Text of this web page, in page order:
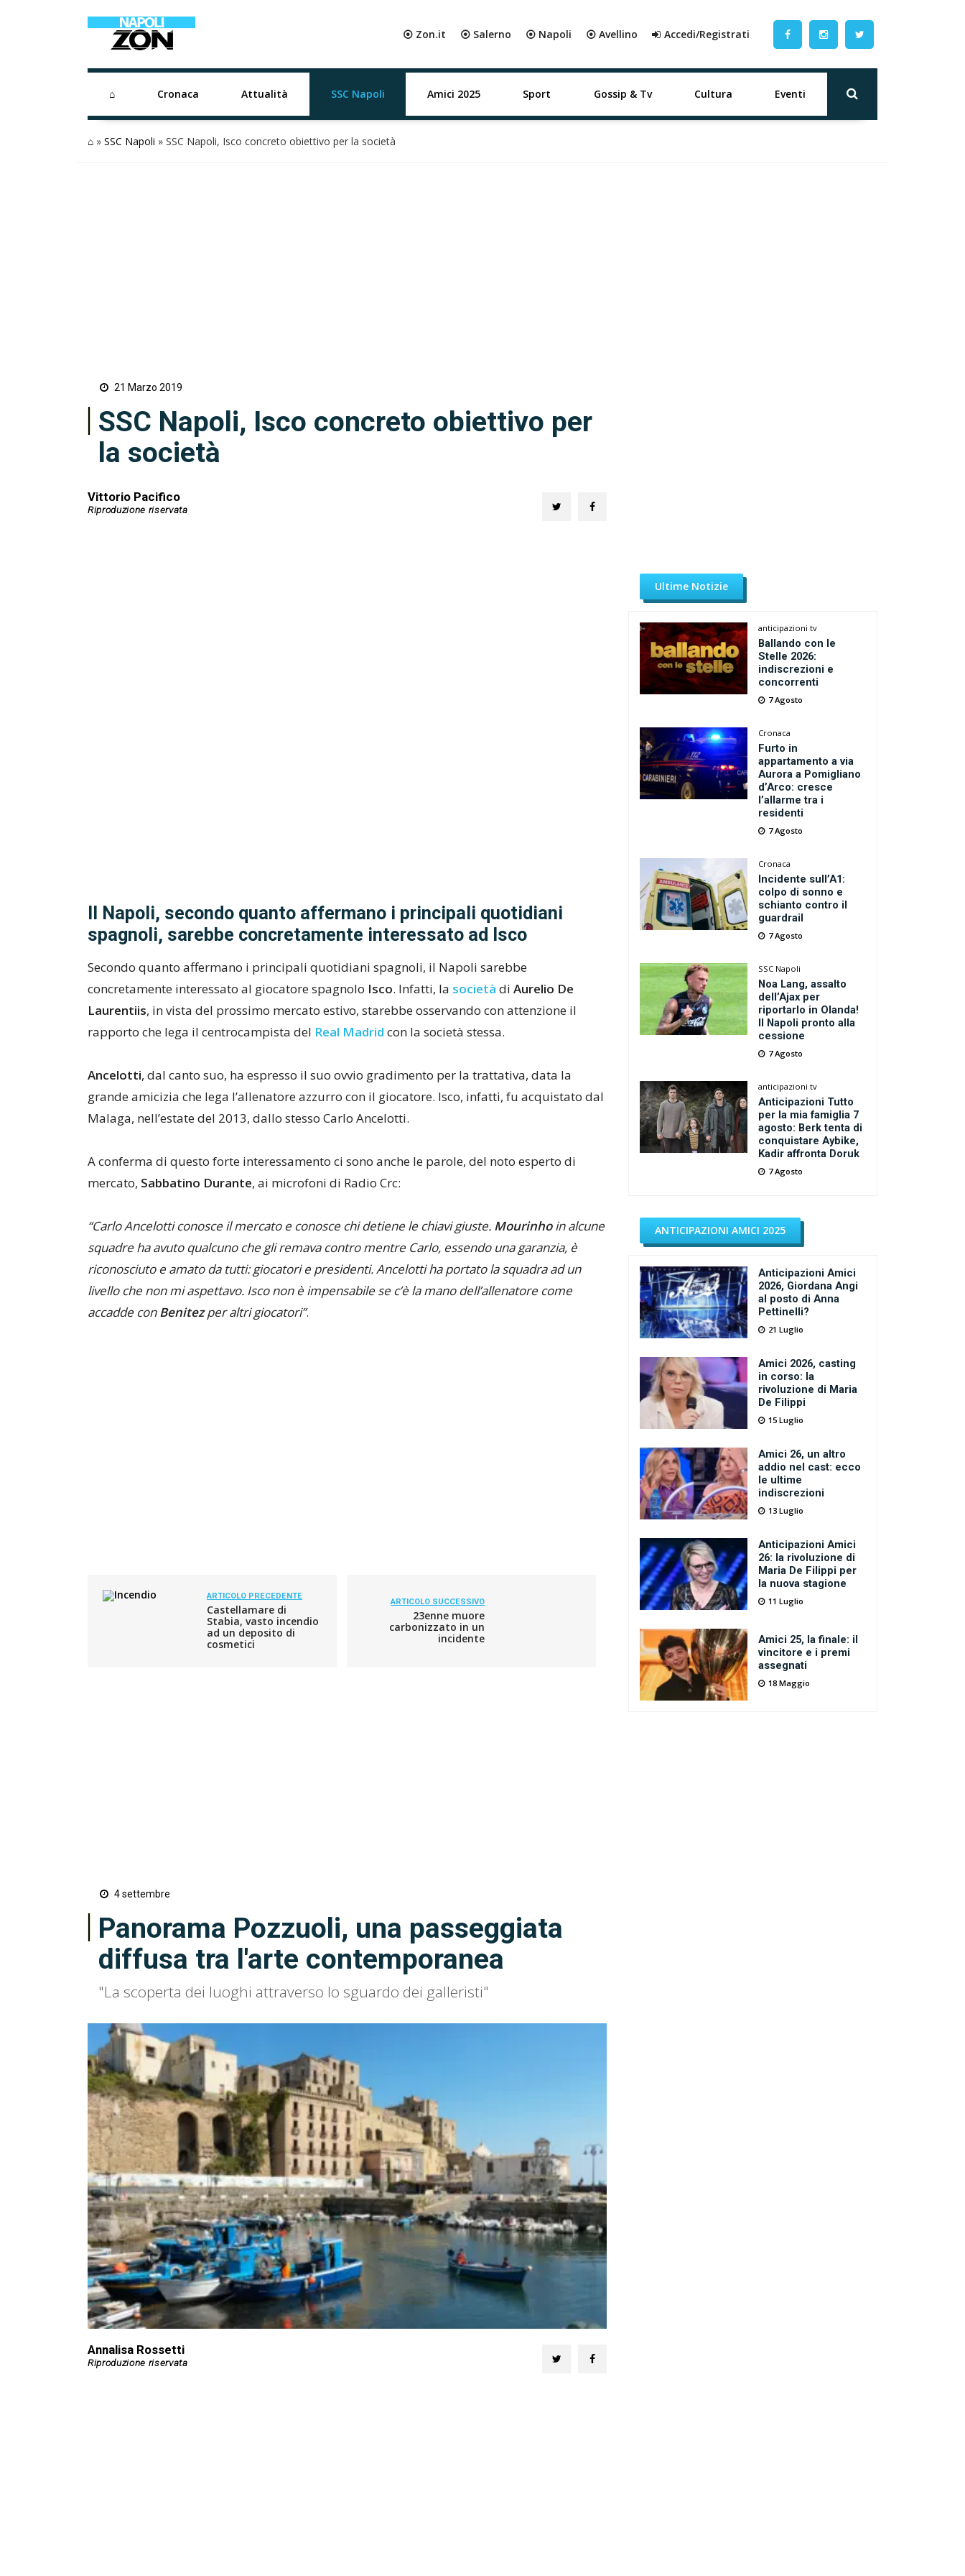
⦿ Zon.it ⦿ Salerno ⦿ Napoli ⦿ Avellino Accedi/Registrati
⌂ Cronaca Attualità SSC Napoli Amici 2025 Sport Gossip & Tv Cultura Eventi
⌂ » SSC Napoli » SSC Napoli, Isco concreto obiettivo per la società
21 Marzo 2019
SSC Napoli, Isco concreto obiettivo per
la società
Vittorio Pacifico
Il Napoli, secondo quanto affermano i principali quotidiani
spagnoli, sarebbe concretamente interessato ad Isco
Secondo quanto affermano i principali quotidiani spagnoli, il Napoli sarebbe
concretamente interessato al giocatore spagnolo Isco. Infatti, la società di Aurelio De
Laurentiis, in vista del prossimo mercato estivo, starebbe osservando con attenzione il
rapporto che lega il centrocampista del Real Madrid con la società stessa.
Ancelotti, dal canto suo, ha espresso il suo ovvio gradimento per la trattativa, data la
grande amicizia che lega l’allenatore azzurro con il giocatore. Isco, infatti, fu acquistato dal
Malaga, nell’estate del 2013, dallo stesso Carlo Ancelotti.
A conferma di questo forte interessamento ci sono anche le parole, del noto esperto di
mercato, Sabbatino Durante, ai microfoni di Radio Crc:
“Carlo Ancelotti conosce il mercato e conosce chi detiene le chiavi giuste. Mourinhoin alcune
squadre ha avuto qualcuno che gli remava contro mentre Carlo, essendo una garanzia, è
riconosciuto e amato da tutti: giocatori e presidenti. Ancelotti ha portato la squadra ad un
livello che non mi aspettavo. Isco non è impensabile se c’è la mano dell’allenatore come
accadde conBenitezper altri giocatori”.
ARTICOLO PRECEDENTE
Castellamare di
Stabia, vasto incendio
ad un deposito di
cosmetici
ARTICOLO SUCCESSIVO
23enne muore
carbonizzato in un
incidente
4 settembre
Panorama Pozzuoli, una passeggiata
diffusa tra l'arte contemporanea
"La scoperta dei luoghi attraverso lo sguardo dei galleristi"
Annalisa Rossetti
Ultime Notizie
anticipazioni tv
Ballando con le
Stelle 2026:
indiscrezioni e
concorrenti
7 Agosto
Cronaca
Furto in
appartamento a via
Aurora a Pomigliano
d’Arco: cresce
l’allarme tra i
residenti
7 Agosto
Cronaca
Incidente sull’A1:
colpo di sonno e
schianto contro il
guardrail
7 Agosto
SSC Napoli
Noa Lang, assalto
dell’Ajax per
riportarlo in Olanda!
Il Napoli pronto alla
cessione
7 Agosto
anticipazioni tv
Anticipazioni Tutto
per la mia famiglia 7
agosto: Berk tenta di
conquistare Aybike,
Kadir affronta Doruk
7 Agosto
ANTICIPAZIONI AMICI 2025
Anticipazioni Amici
2026, Giordana Angi
al posto di Anna
Pettinelli?
21 Luglio
Amici 2026, casting
in corso: la
rivoluzione di Maria
De Filippi
15 Luglio
Amici 26, un altro
addio nel cast: ecco
le ultime
indiscrezioni
13 Luglio
Anticipazioni Amici
26: la rivoluzione di
Maria De Filippi per
la nuova stagione
11 Luglio
Amici 25, la finale: il
vincitore e i premi
assegnati
18 Maggio